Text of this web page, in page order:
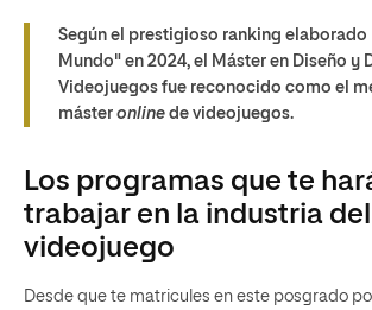
Según el prestigioso ranking elaborado
Mundo" en 2024, el Máster en Diseño y
Videojuegos fue reconocido como el
máster online de videojuegos.
Los programas que te
trabajar en la industria del
videojuego
Desde que te matricules en este posgrado